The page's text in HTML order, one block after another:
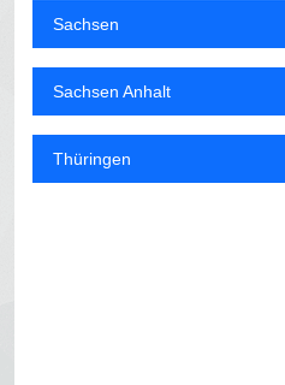
Sachsen
Sachsen Anhalt
Thüringen